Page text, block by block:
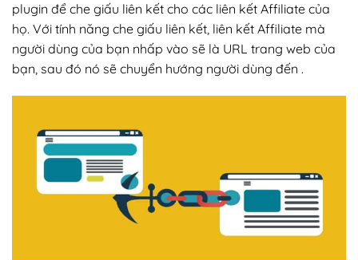
plugin để che giấu liên kết cho các liên kết Affiliate của
họ. Với tính năng che giấu liên kết, liên kết Affiliate mà
người dùng của bạn nhấp vào sẽ là URL trang web của
bạn, sau đó nó sẽ chuyển hướng người dùng đến .